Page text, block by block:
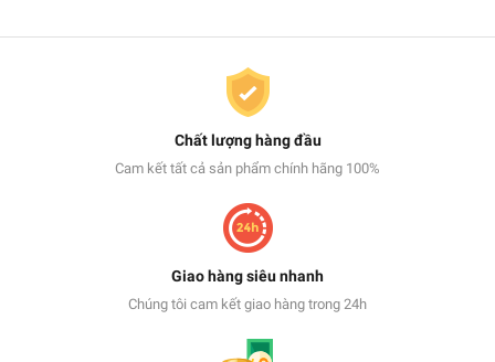
Chất lượng hàng đầu
Cam kết tất cả sản phẩm chính hãng 100%
Giao hàng siêu nhanh
Chúng tôi cam kết giao hàng trong 24h